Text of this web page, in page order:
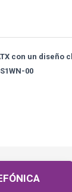
con un
00